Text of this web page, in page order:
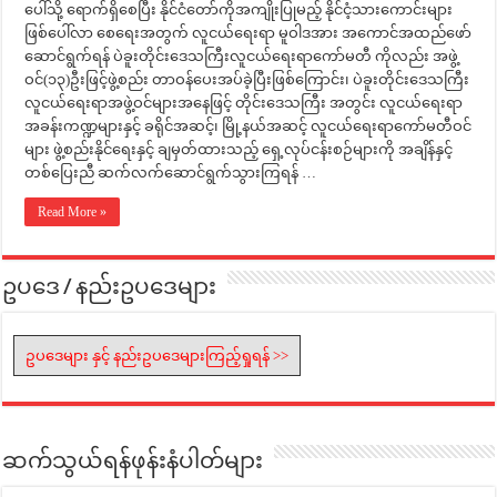
ပေါ်သို့ ရောက်ရှိစေပြီး နိုင်ငံတော်ကိုအကျိုးပြုမည့် နိုင်ငံ့သားကောင်းများ
ဖြစ်ပေါ်လာ စေရေးအတွက် လူငယ်ရေးရာ မူဝါဒအား အကောင်အထည်ဖော်
ဆောင်ရွက်ရန် ပဲခူးတိုင်းဒေသကြီးလူငယ်ရေးရာကော်မတီ ကိုလည်း အဖွဲ့
ဝင်(၁၃)ဦးဖြင့်ဖွဲ့စည်း တာဝန်ပေးအပ်ခဲ့ပြီးဖြစ်ကြောင်း၊ ပဲခူးတိုင်းဒေသကြီး
လူငယ်ရေးရာအဖွဲ့ဝင်များအနေဖြင့် တိုင်းဒေသကြီး အတွင်း လူငယ်ရေးရာ
အခန်းကဏ္ဍများနှင့် ခရိုင်အဆင့်၊ မြို့နယ်အဆင့် လူငယ်ရေးရာကော်မတီဝင်
များ ဖွဲ့စည်းနိုင်ရေးနှင့် ချမှတ်ထားသည့် ရှေ့လုပ်ငန်းစဉ်များကို အချိန်နှင့်
တစ်ပြေးညီ ဆက်လက်ဆောင်ရွက်သွားကြရန် …
Read More »
ဥပဒေ / နည်းဥပဒေများ
ဥပဒေများ နှင့် နည်းဥပဒေများကြည့်ရှုရန် >>
ဆက်သွယ်ရန်ဖုန်းနံပါတ်များ